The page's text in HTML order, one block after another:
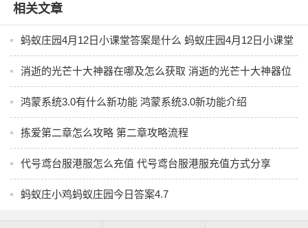
能。它的特色功能有24小时实时健康监测、自动血
压测量、睡眠监测评估等，并可以根据用户的健康
数据，提供专业、个性化的健康报告建议，做到随
时了解自己的健康状态。
相关文章
蚂蚁庄园4月12日小课堂答案是什么 蚂蚁庄园4月12日小课堂
答案分享
消逝的光芒十大神器在哪及怎么获取 消逝的光芒十大神器位
置及获取方式分享
鸿蒙系统3.0有什么新功能 鸿蒙系统3.0新功能介绍
拣爱第二章怎么攻略 第二章攻略流程
代号鸢台服港服怎么充值 代号鸢台服港服充值方式分享
蚂蚁庄小鸡蚂蚁庄园今日答案4.7